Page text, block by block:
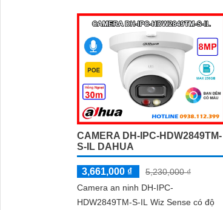
CAMERA DH-IPC-HDW2849TM-
S-IL DAHUA
3,661,000 ₫
5,230,000 ₫
Camera an ninh DH-IPC-
HDW2849TM-S-IL Wiz Sense có độ